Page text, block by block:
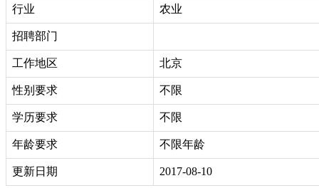
行业 农业
招聘部门
工作地区 北京
性别要求 不限
学历要求 不限
年龄要求 不限年龄
更新日期 2017-08-10